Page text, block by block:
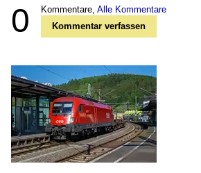
0 Kommentare, Alle Kommentare
Kommentar verfassen